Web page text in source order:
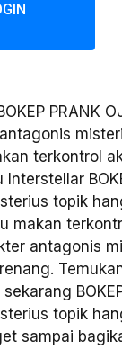
PRANK
terkontrol
topik
makan
antagonis
topik
sampai